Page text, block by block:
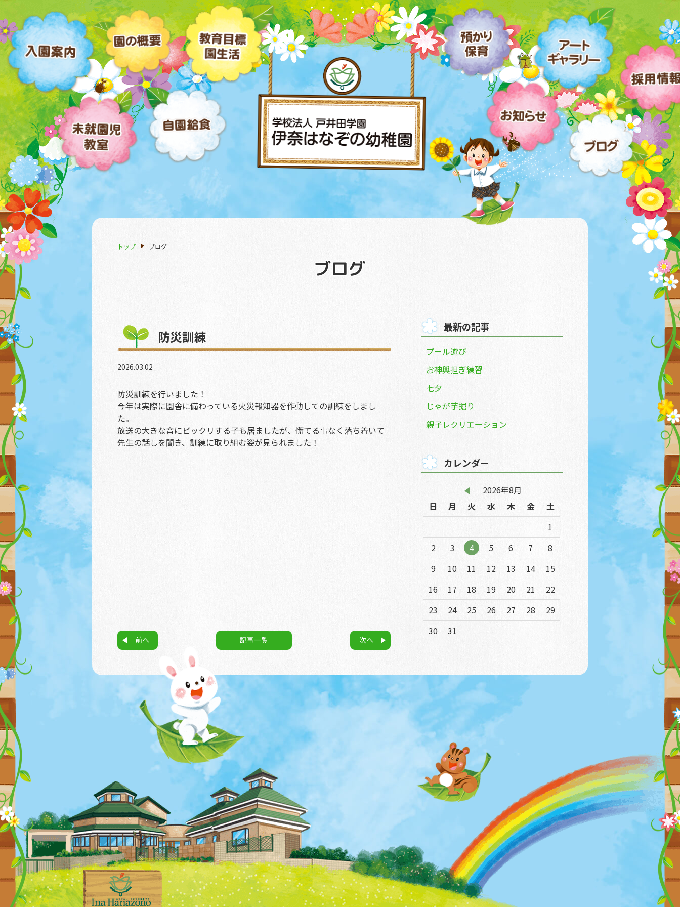
トップ ブログ
防災訓練
2026.03.02
防災訓練を行いました！
今年は実際に園舎に備わっている火災報知器を作動しての訓練をしまし
た。
放送の大きな音にビックリする子も居ましたが、慌てる事なく落ち着いて
先生の話しを聞き、訓練に取り組む姿が見られました！
記事一覧
最新の記事
プール遊び
お神輿担ぎ練習
七夕
じゃが芋掘り
親子レクリエーション
カレンダー
2026年8月
日
月 火 水 木 金
土
1
2
3 4 5 6 7
8
9
10 11 12 13 14
15
16
17 18 19 20 21
22
23
24 25 26 27 28
29
30
31